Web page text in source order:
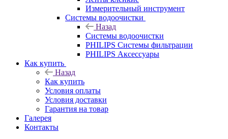
Измерительный инструмент
Системы водоочистки
Назад
Системы водоочистки
PHILIPS Системы фильтрации
PHILIPS Аксессуары
Как купить
Назад
Как купить
Условия оплаты
Условия доставки
Гарантия на товар
Галерея
Контакты